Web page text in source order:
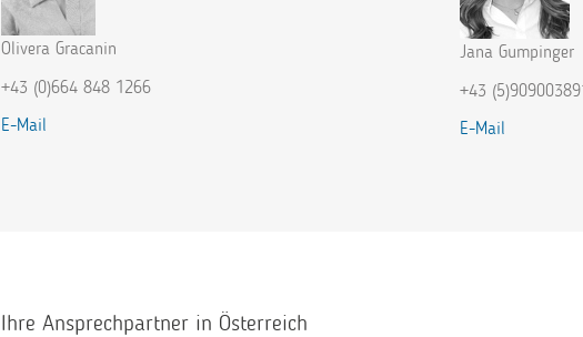
Olivera Gracanin
+43 (0)664 848 1266
E-Mail
Jana Gumpinger
+43
E-Mail
Ihre Ansprechpartner in Österreich